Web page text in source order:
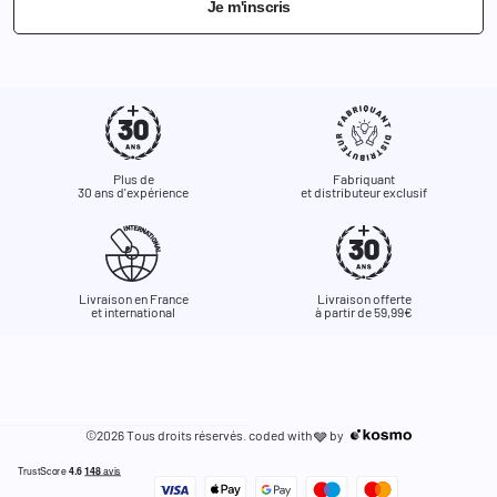
Je m'inscris
Plus de
30 ans d'expérience
Fabriquant
et distributeur exclusif
Livraison en France
et international
Livraison offerte
à partir de 59,99€
©2026 Tous droits réservés. coded with🩶 by